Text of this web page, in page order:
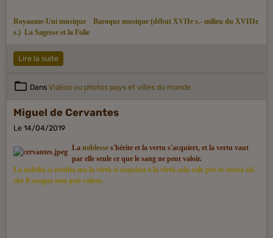
Royaume-Uni musique
Baroque musique (début XVIIe s.- milieu du XVIIIe
s.) La Sagesse et la Folie
Lire la suite
Dans Vidéos ou photos pays et villes du monde
Miguel de Cervantes
Le 14/04/2019
La noblesses'hérite et la vertu s'acquiert, et la vertu vaut
par elle seule ce que le sang ne peut valoir.
La nobiltà si eredita ma la virtù si acquista e la virtù sola vale per se stessa ciò
che il sangue non può valere.